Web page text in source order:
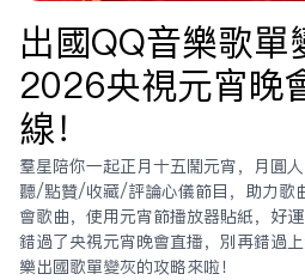
出國QQ音樂歌單
2026央視元宵晚
線！
羣星陪你一起正月十五鬧元宵，月圓
聽/點贊/收藏/評論心儀節目，助力歌
會歌曲，使用元宵節播放器貼紙，好
錯過了央視元宵晚會直播，別再錯過
樂出國歌單變灰的攻略來啦！